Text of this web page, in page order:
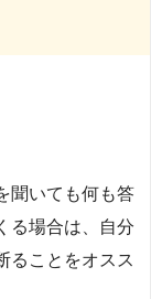
聞いても何も答
る場合は、自分
ることをオスス